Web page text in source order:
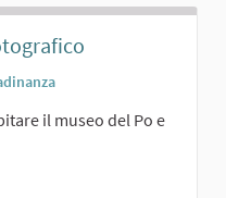
il museo del Po e